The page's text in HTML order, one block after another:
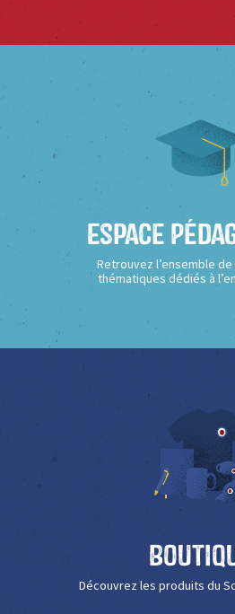
Espace
Retrouvez l’ensemble
thématiques dédiés à
Découvrez les produits du